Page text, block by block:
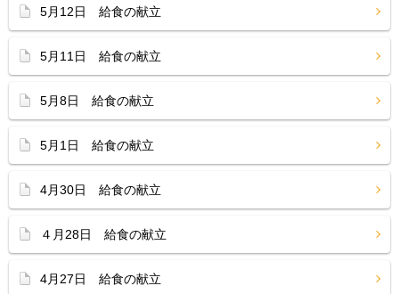
5月12日 給食の献立
5月11日 給食の献立
5月8日 給食の献立
5月1日 給食の献立
4月30日 給食の献立
４月28日 給食の献立
4月27日 給食の献立